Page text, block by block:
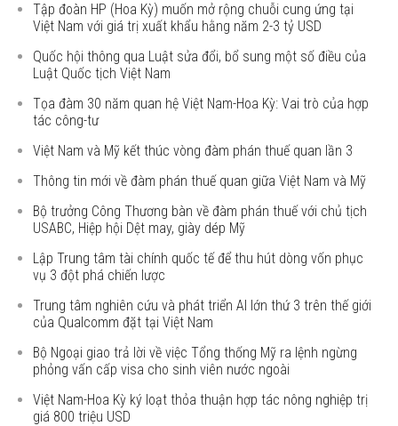
Tập đoàn HP (Hoa Kỳ) muốn mở rộng chuỗi cung ứng tại
Việt Nam với giá trị xuất khẩu hằng năm 2-3 tỷ USD
Quốc hội thông qua Luật sửa đổi, bổ sung một số điều của
Luật Quốc tịch Việt Nam
Tọa đàm 30 năm quan hệ Việt Nam-Hoa Kỳ: Vai trò của hợp
tác công-tư
Việt Nam và Mỹ kết thúc vòng đàm phán thuế quan lần 3
Thông tin mới về đàm phán thuế quan giữa Việt Nam và Mỹ
Bộ trưởng Công Thương bàn về đàm phán thuế với chủ tịch
USABC, Hiệp hội Dệt may, giày dép Mỹ
Lập Trung tâm tài chính quốc tế để thu hút dòng vốn phục
vụ 3 đột phá chiến lược
Trung tâm nghiên cứu và phát triển AI lớn thứ 3 trên thế giới
của Qualcomm đặt tại Việt Nam
Bộ Ngoại giao trả lời về việc Tổng thống Mỹ ra lệnh ngừng
phỏng vấn cấp visa cho sinh viên nước ngoài
Việt Nam-Hoa Kỳ ký loạt thỏa thuận hợp tác nông nghiệp trị
giá 800 triệu USD